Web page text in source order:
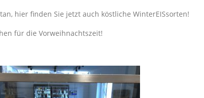
hier finden Sie jetzt auch köstliche WinterEISsorten!
für die Vorweihnachtszeit!